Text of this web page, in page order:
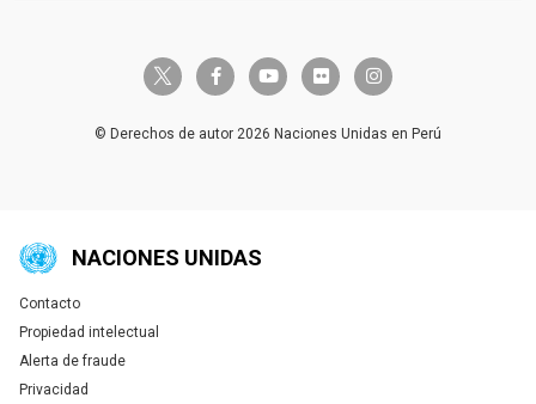
twitter-x facebook-fyoutube flickr instagram
© Derechos de autor 2026 Naciones Unidas en Perú
NACIONES UNIDAS
Global U.N. menu
Contacto
Propiedad intelectual
Alerta de fraude
Privacidad